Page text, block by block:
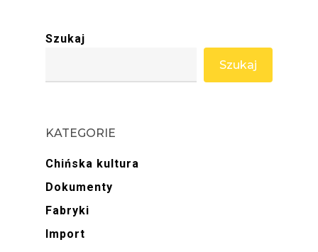
Szukaj
Szukaj
KATEGORIE
Chińska kultura
Dokumenty
Fabryki
Import